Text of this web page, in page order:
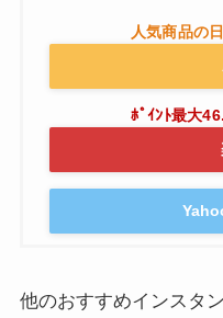
他のおすすめインスタ